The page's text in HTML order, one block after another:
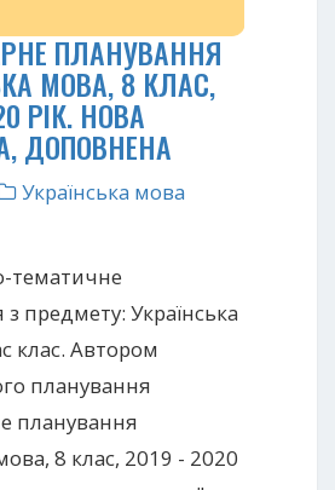
ПЛАНУВАННЯ
МОВА, 8 КЛАС,
РІК. НОВА
ДОПОВНЕНА
Українська мова
тематичне
предмету: Українська
клас. Автором
планування
планування
8 клас, 2019 - 2020